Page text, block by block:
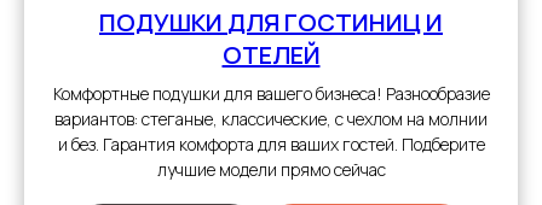
ПОДУШКИ ДЛЯ ГОСТИНИЦ И
ОТЕЛЕЙ
Комфортные подушки для вашего бизнеса! Разнообразие
вариантов: стеганые, классические, с чехлом на молнии
и без. Гарантия комфорта для ваших гостей. Подберите
лучшие модели прямо сейчас